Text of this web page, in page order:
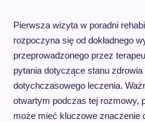
Pierwsza wizyta w poradni
rozpoczyna się od dokładnego
przeprowadzonego przez
pytania dotyczące stanu
dotychczasowego leczenia.
otwartym podczas tej rozmowy,
może mieć kluczowe znaczenie